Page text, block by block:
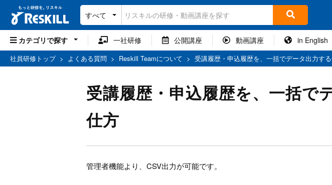
すべて
カテゴリで探す 一社研修 公開講座 動画講座 in English
社員研修トップ> よくある質問 > Reskill Teamについて > 受講履歴・申込履歴を、一括でデータ出力す
受講履歴・申込履歴を、一括で
仕方
管理者機能より、CSV出力が可能です。